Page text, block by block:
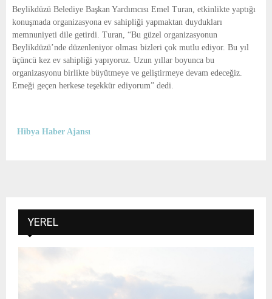
Beylikdüzü Belediye Başkan Yardımcısı Emel Turan, etkinlikte yaptığı
konuşmada organizasyona ev sahipliği yapmaktan duydukları
memnuniyeti dile getirdi. Turan, “Bu güzel organizasyonun
Beylikdüzü’nde düzenleniyor olması bizleri çok mutlu ediyor. Bu yıl
üçüncü kez ev sahipliği yapıyoruz. Uzun yıllar boyunca bu
organizasyonu birlikte büyütmeye ve geliştirmeye devam edeceğiz.
Emeği geçen herkese teşekkür ediyorum” dedi.
Hibya Haber Ajansı
YEREL